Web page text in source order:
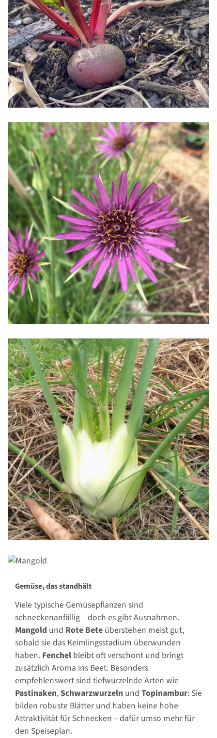
Gemüse, das standhält
Viele typische Gemüsepflanzen sind
schneckenanfällig – doch es gibt Ausnahmen.
Mangold und Rote Bete überstehen meist gut,
sobald sie das Keimlingsstadium überwunden
haben. Fenchel bleibt oft verschont und bringt
zusätzlich Aroma ins Beet. Besonders
empfehlenswert sind tiefwurzelnde Arten wie
Pastinaken,Schwarzwurzeln und Topinambur: Sie
bilden robuste Blätter und haben keine hohe
Attraktivität für Schnecken – dafür umso mehr für
den Speiseplan.